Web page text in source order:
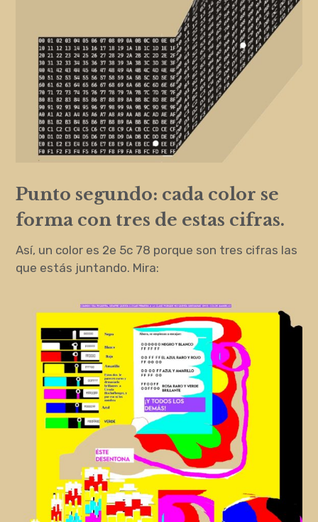
Punto segundo: cada color se
forma con tres de estas cifras.
Así, un color es 2e 5c 78 porque son tres cifras las
que estás juntando. Mira: